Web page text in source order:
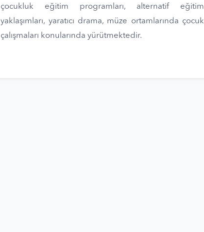
çocukluk eğitim programları, alternatif eğitim
yaklaşımları, yaratıcı drama, müze ortamlarında çocuk
çalışmaları konularında yürütmektedir.